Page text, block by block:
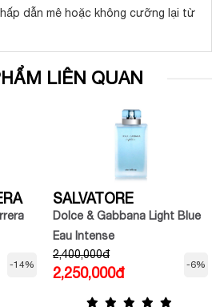
dẫn mê hoặc không cưỡng lại từ
LIÊN QUAN
-14%
SALVATORE
FERRAGAMO
Dolce & Gabbana Light Blue
Eau Intense
2,400,000đ
2,250,000đ
-6%